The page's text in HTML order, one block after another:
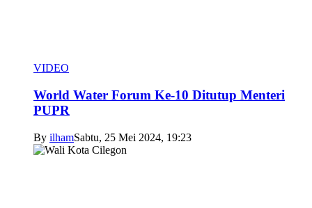
VIDEO
World Water Forum Ke-10 Ditutup Menteri
PUPR
By ilhamSabtu, 25 Mei 2024, 19:23